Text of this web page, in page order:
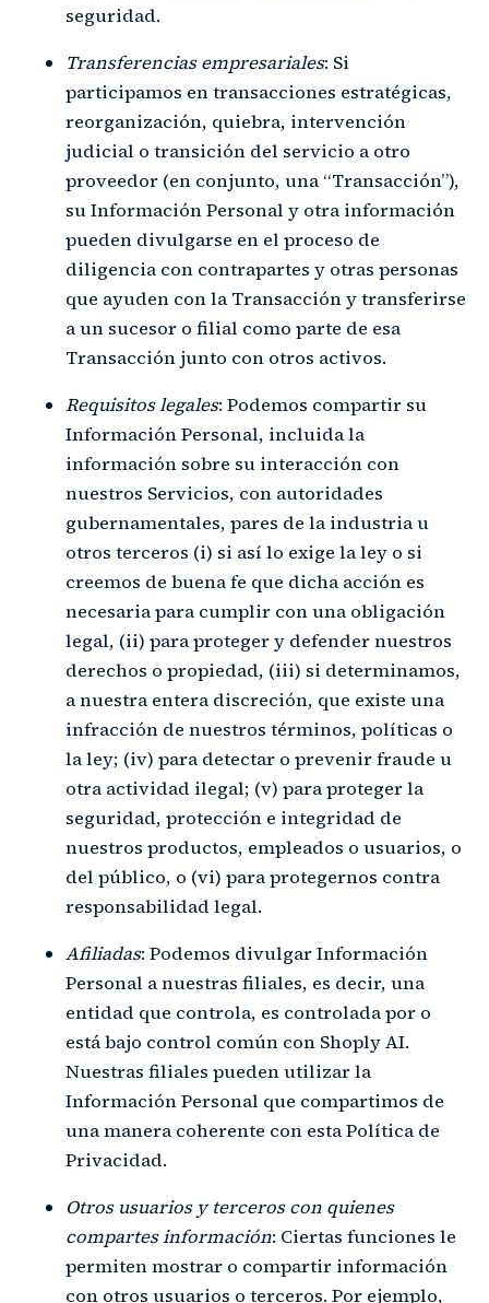
seguridad.
Transferencias empresariales: Si
participamos en transacciones estratégicas,
reorganización, quiebra, intervención
judicial o transición del servicio a otro
proveedor (en conjunto, una “Transacción”),
su Información Personal y otra información
pueden divulgarse en el proceso de
diligencia con contrapartes y otras personas
que ayuden con la Transacción y transferirse
a un sucesor o filial como parte de esa
Transacción junto con otros activos.
Requisitos legales: Podemos compartir su
Información Personal, incluida la
información sobre su interacción con
nuestros Servicios, con autoridades
gubernamentales, pares de la industria u
otros terceros (i) si así lo exige la ley o si
creemos de buena fe que dicha acción es
necesaria para cumplir con una obligación
legal, (ii) para proteger y defender nuestros
derechos o propiedad, (iii) si determinamos,
a nuestra entera discreción, que existe una
infracción de nuestros términos, políticas o
la ley; (iv) para detectar o prevenir fraude u
otra actividad ilegal; (v) para proteger la
seguridad, protección e integridad de
nuestros productos, empleados o usuarios, o
del público, o (vi) para protegernos contra
responsabilidad legal.
Afiliadas: Podemos divulgar Información
Personal a nuestras filiales, es decir, una
entidad que controla, es controlada por o
está bajo control común con Shoply AI.
Nuestras filiales pueden utilizar la
Información Personal que compartimos de
una manera coherente con esta Política de
Privacidad.
Otros usuarios y terceros con quienes
compartes información: Ciertas funciones le
permiten mostrar o compartir información
con otros usuarios o terceros. Por ejemplo,